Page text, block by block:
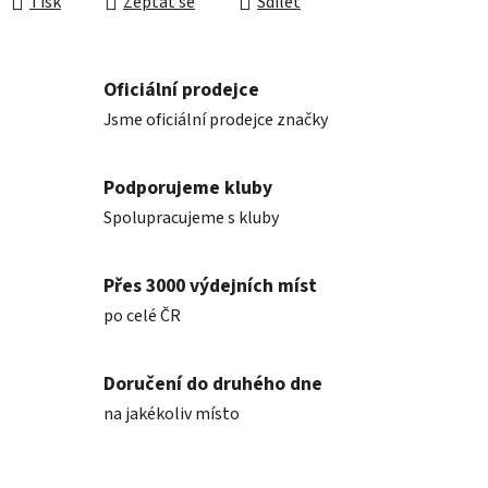
Oficiální prodejce
Jsme oficiální prodejce značky
Podporujeme kluby
Spolupracujeme s kluby
Přes 3000 výdejních míst
po celé ČR
Doručení do druhého dne
na jakékoliv místo